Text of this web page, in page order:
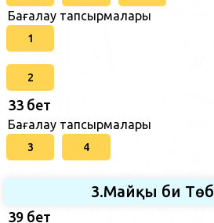
Бағалау тапсырмалары
1
2
33 бет
Бағалау тапсырмалары
3 4
3.Майқы би
39 бет